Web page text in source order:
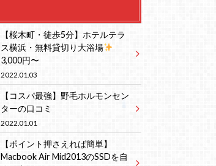
【桜木町・徒歩5分】ホテルテラ
ス横浜・無料貸切り大浴場
3,000円〜
2022.01.03
【コスパ最強】野毛ホルモンセン
ターの口コミ
2022.01.01
【ポイント押さえれば簡単】
Macbook Air Mid2013のSSDを自